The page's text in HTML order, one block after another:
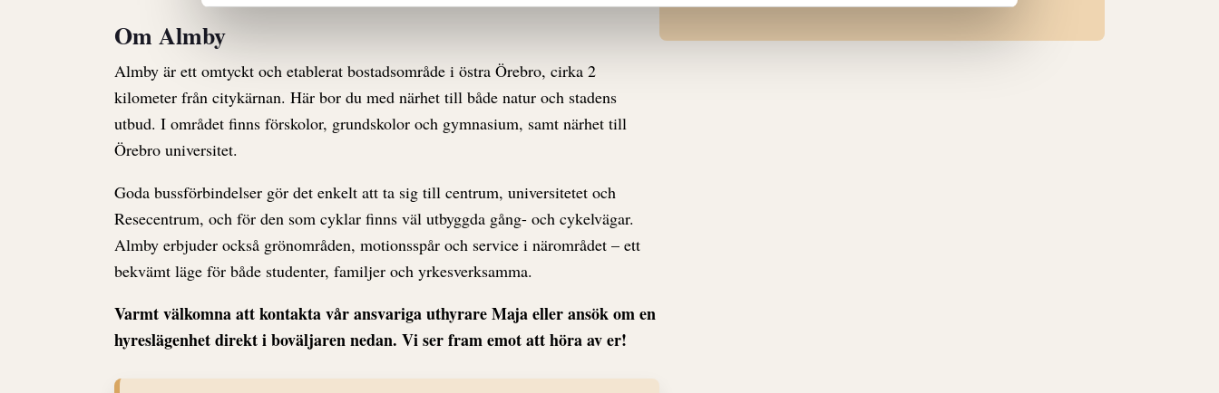
Om Almby
Almby är ett omtyckt och etablerat bostadsområde i östra Örebro, cirka 2
kilometer från citykärnan. Här bor du med närhet till både natur och stadens
utbud. I området finns förskolor, grundskolor och gymnasium, samt närhet till
Örebro universitet.
Goda bussförbindelser gör det enkelt att ta sig till centrum, universitetet och
Resecentrum, och för den som cyklar finns väl utbyggda gång- och cykelvägar.
Almby erbjuder också grönområden, motionsspår och service i närområdet – ett
bekvämt läge för både studenter, familjer och yrkesverksamma.
Varmt välkomna att kontakta vår ansvariga uthyrare Maja eller ansök om en
hyreslägenhet direkt i boväljaren nedan. Vi ser fram emot att höra av er!